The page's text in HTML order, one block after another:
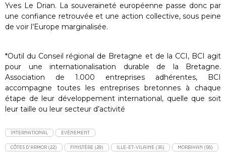
Yves Le Drian. La souveraineté européenne passe donc par
une confiance retrouvée et une action collective, sous peine
de voir l’Europe marginalisée.
*Outil du Conseil régional de Bretagne et de la CCI, BCI agit
pour une internationalisation durable de la Bretagne.
Association de 1.000 entreprises adhérentes, BCI
accompagne toutes les entreprises bretonnes à chaque
étape de leur développement international, quelle que soit
leur taille ou leur secteur d’activité
INTERNATIONAL EVÈNEMENT
CÔTES D'ARMOR (22) FINISTÈRE (29) ILLE-ET-VILAINE (35) MORBIHAN (56)